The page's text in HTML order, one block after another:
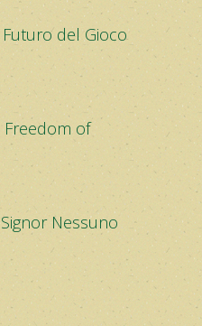
Futuro del Gioco
Freedom of
Nessuno